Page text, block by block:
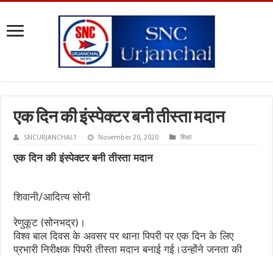
एक दिन की इंस्पेक्टर बनी तीस्ता मदान
SNCURJANCHAL1 November 20, 2020 शिक्षा
एक दिन की इंस्पेक्टर बनी तीस्ता मदान
शिवानी/आदित्य सोनी
रेणुकूट (सोनभद्र)।
विश्व बाल दिवस के अवसर पर थाना पिपरी पर एक दिन के लिए
प्रभारी निरीक्षक पिपरी तीस्ता मदान बनाई गई।उन्होंने जनता की